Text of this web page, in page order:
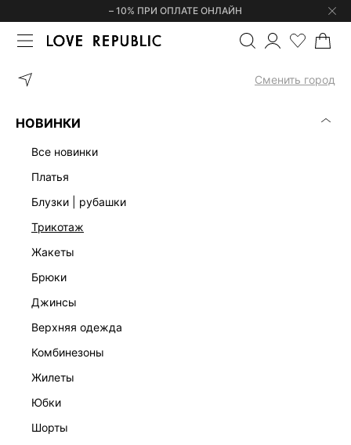
– 10% ПРИ ОПЛАТЕ ОНЛАЙН
Сменить город
НОВИНКИ
все новинки
платья
блузки | рубашки
трикотаж
жакеты
брюки
джинсы
верхняя одежда
комбинезоны
жилеты
юбки
шорты
ГЛАВНАЯ ТВИДОВЫЙ ЖАКЕТ С БАСКОЙ